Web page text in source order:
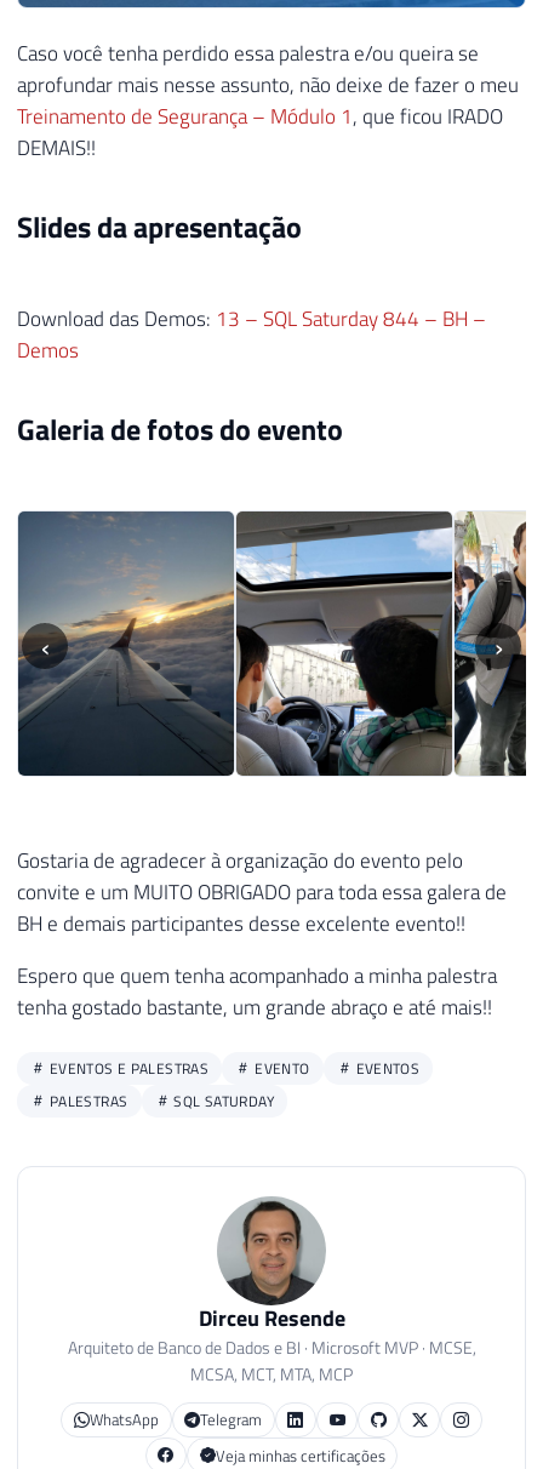
Caso você tenha perdido essa palestra e/ou queira se
aprofundar mais nesse assunto, não deixe de fazer o meu
Treinamento de Segurança – Módulo 1, que ficou IRADO
DEMAIS!!
Slides da apresentação
Download das Demos: 13 – SQL Saturday 844 – BH –
Demos
Galeria de fotos do evento
‹ ›
Gostaria de agradecer à organização do evento pelo
convite e um MUITO OBRIGADO para toda essa galera de
BH e demais participantes desse excelente evento!!
Espero que quem tenha acompanhado a minha palestra
tenha gostado bastante, um grande abraço e até mais!!
EVENTOS E PALESTRAS EVENTO
EVENTOS
PALESTRAS
SQL SATURDAY
Dirceu Resende
Arquiteto de Banco de Dados e BI · Microsoft MVP · MCSE,
MCSA, MCT, MTA, MCP
WhatsApp
Telegram
Veja minhas certificações